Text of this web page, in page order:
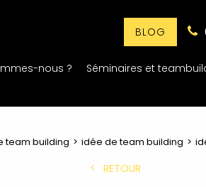
BLOG
nous ? Séminaires et
team building idée de team building
RETOUR